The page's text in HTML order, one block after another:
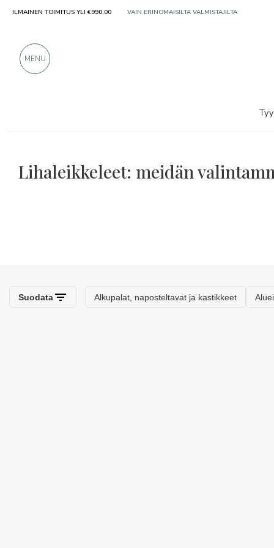
Lihaleikkeleet: meidän
ILMAINEN TOIMITUS YLI €990,00 VAIN ERINOMAISILTA VALMISTAJILTA
MENU